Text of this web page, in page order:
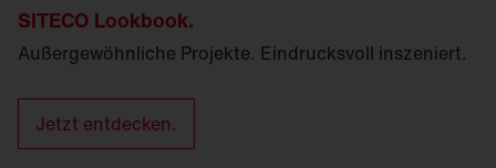
SITECO Lookbook.
Außergewöhnliche Projekte. Eindrucksvoll inszeniert.
Jetzt entdecken.